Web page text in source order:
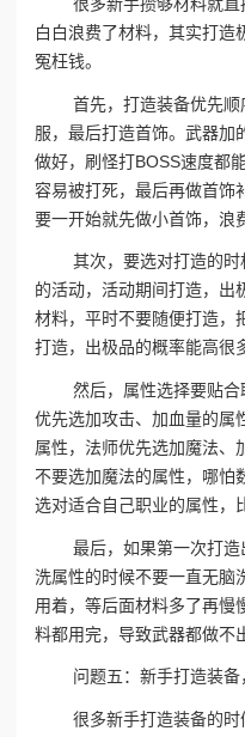
白白浪费了材料，其实打造
冤枉钱。
首先，打造装备优先
服，最后打造首饰。武器加
做好，刷怪打BOSS速度都
容易被打死，最后再做首饰
要一开始就先做小首饰，浪
其次，要选对打造的
的活动，活动期间打造，出
材料，平时不要随便打造，
打造，出极品的概率能高很
然后，属性选择要贴
优先选加攻击、加血量的属
属性，法师优先选加魔法、
不要选加魔法的属性，哪怕
选对适合自己职业的属性，
最后，如果第一次打造
洗属性的时候不要一直无脑
用着，等后面材料多了再慢
料都用完，导致武器都做不
问题五：新手打造装备
很多新手打造装备的